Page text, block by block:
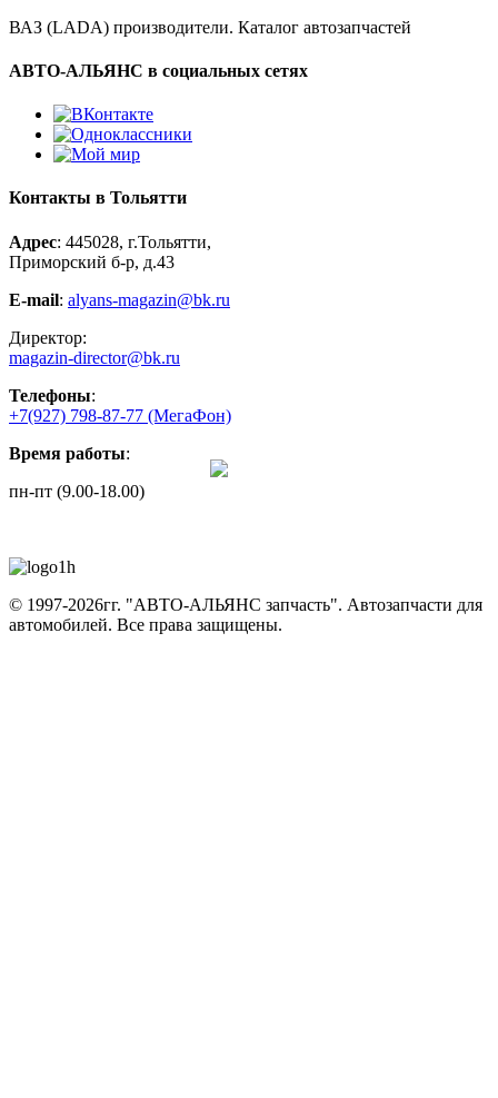
ВАЗ (LADA) производители. Каталог автозапчастей
АВТО-АЛЬЯНС в социальных сетях
Контакты в Тольятти
Адрес: 445028, г.Тольятти,
Приморский б-р, д.43
E-mail: alyans-magazin@bk.ru
Директор:
magazin-director@bk.ru
Телефоны:
+7(927) 798-87-77 (МегаФон)
Время работы:
пн-пт (9.00-18.00)
© 1997-2026гг. "АВТО-АЛЬЯНС запчасть". Автозапчасти для
автомобилей. Все права защищены.